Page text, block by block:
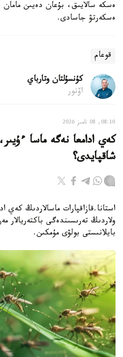
ەسكە سالايىق، بۇعان دەيىن مامان
ەسكەرتۋ جاسادى.
قوعام
كۇنسۇلتان وتارباي
اۆتور
08:10, 08 تامىز 2026
كەي ادامعا نەگە ماسا
شاقپايدى؟
استانا.قازاقپارات ماسالاردىڭ كەي
ولاردىڭ تەرىسىندەگى باكتەريالار
بايلانىستى بولۋى مۇمكىن.